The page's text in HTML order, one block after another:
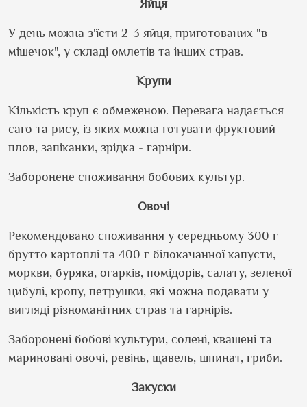
Яйця
У день можна з'їсти 2-3 яйця, приготованих "в
мішечок", у складі омлетів та інших страв.
Крупи
Кількість круп є обмеженою. Перевага надається
саго та рису, із яких можна готувати фруктовий
плов, запіканки, зрідка - гарніри.
Заборонене споживання бобових культур.
Овочі
Рекомендовано споживання у середньому 300 г
брутто картоплі та 400 г білокачанної капусти,
моркви, буряка, огарків, помідорів, салату, зеленої
цибулі, кропу, петрушки, які можна подавати у
вигляді різноманітних страв та гарнірів.
Заборонені бобові культури, солені, квашені та
мариновані овочі, ревінь, щавель, шпинат, гриби.
Закуски